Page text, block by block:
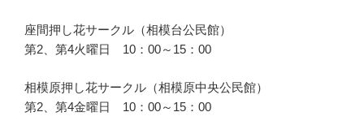
座間押し花サークル（相模台公民館）
第2、第4火曜日 10：00～15：00
相模原押し花サークル（相模原中央公民館）
第2、第4金曜日 10：00～15：00